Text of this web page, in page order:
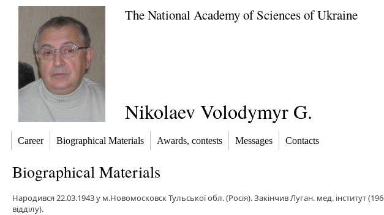
The National Academy of Sciences of Ukraine
Nikolaev Volodymyr G.
Career Biographical Materials Awards, contests Messages Contacts
Biographical Materials
Народився 22.03.1943 у м.Новомосковск Тульської обл. (Росія). Закінчив Луган. мед. інститут
відділу).